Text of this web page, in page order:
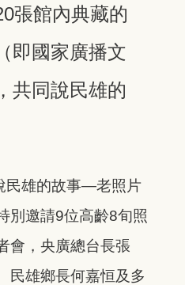
張館內典藏的
即國家廣播文
共同說民雄的
民雄的故事—老照片
別邀請9位高齡8旬照
會，央廣總台長張
民雄鄉長何嘉恒及多